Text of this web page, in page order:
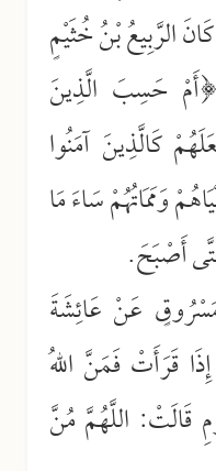
الرَّبِيعُ بْنُ خُثَيْمٍ
﴿أَمْ حَسِبَ الَّذِينَ
كَالَّذِينَ آمَنُوا
وَمَمَاتُهُمْ سَاءَ مَا
أَصْبَحَ.
عَنْ عَائِشَةَ
قَرَأَتْ فَمَنَّ اللهُ
قَالَتْ: اللَّهُمَّ مُنَّ